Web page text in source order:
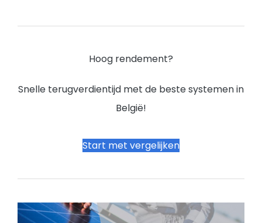
Hoog rendement?
Snelle terugverdientijd met de beste systemen in
België!
Start met vergelijken